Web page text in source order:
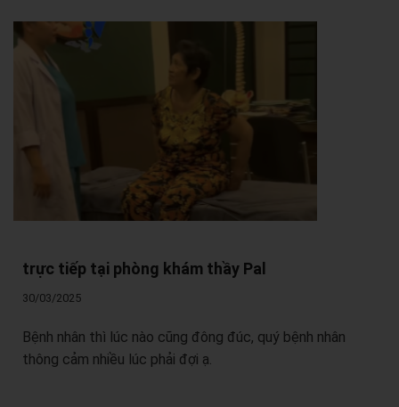
trực tiếp tại phòng khám thầy Pal
30/03/2025
Bệnh nhân thì lúc nào cũng đông đúc, quý bệnh nhân
thông cảm nhiều lúc phải đợi ạ.